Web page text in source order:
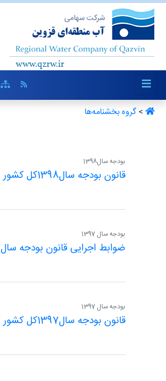
>گروه بخشنامه‌ها ‏
بودجه سال1398
قانون بودجه سال1398کل کشور
بودجه سال 1397
ضوابط اجرایی قانون بودجه سال1397کل کشور
بودجه سال 1397
قانون بودجه سال1397کل کشور